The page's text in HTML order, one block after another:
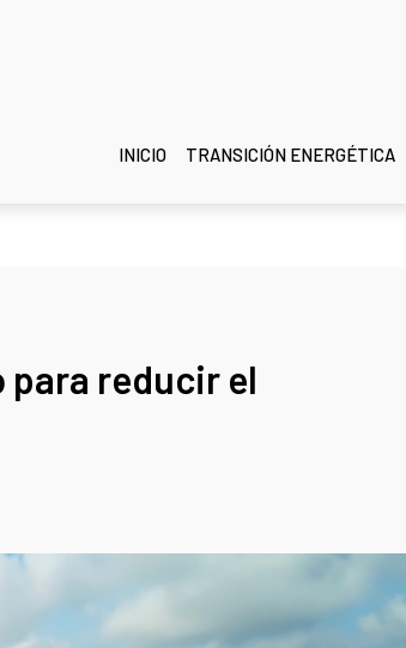
INICIO TRANSICIÓN ENERGÉTICA
para reducir el